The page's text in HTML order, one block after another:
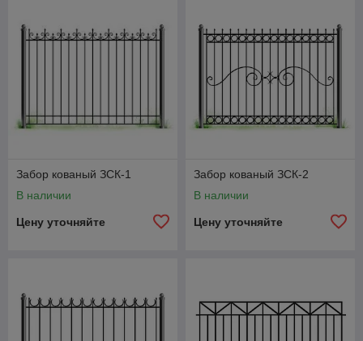
Забор кованый ЗСК-1
В наличии
Цену уточняйте
Забор кованый ЗСК-2
В наличии
Цену уточняйте